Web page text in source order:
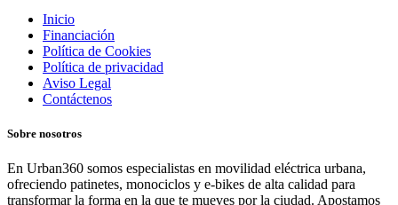
Inicio
Financiación
Política de Cookies
Política de privacidad
Aviso Legal
Contáctenos
Sobre nosotros
En Urban360 somos especialistas en movilidad eléctrica urbana,
ofreciendo patinetes, monociclos y e-bikes de alta calidad para
transformar la forma en la que te mueves por la ciudad. Apostamos